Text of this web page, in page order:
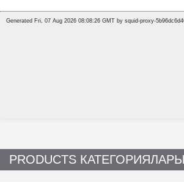
PRODUCTS КАТЕГОРИЯЛАРЫ